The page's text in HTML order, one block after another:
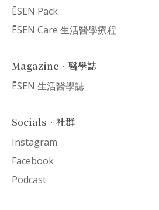
ĒSEN Pack
ĒSEN Care 生活醫學療程
Magazine．醫學誌
ĒSEN 生活醫學誌
Socials．社群
Instagram
Facebook
Podcast